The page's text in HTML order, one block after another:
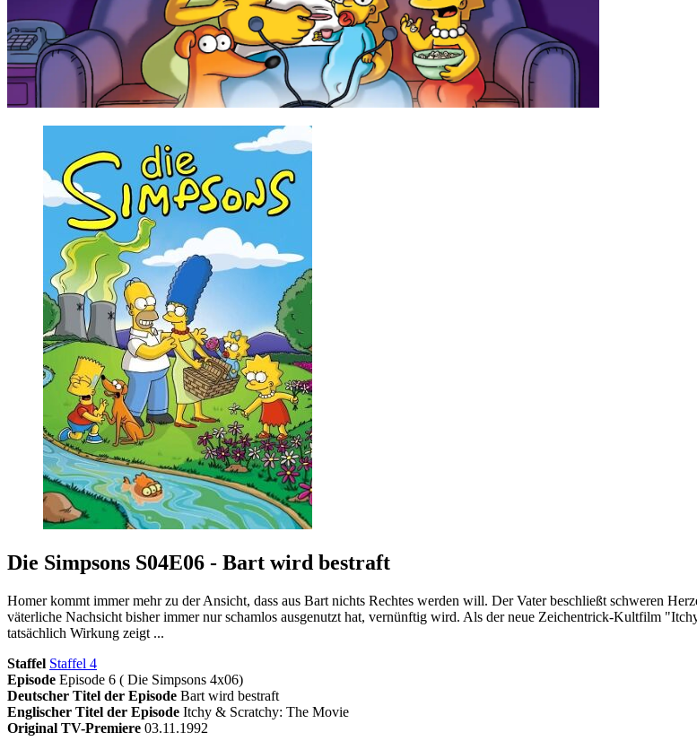
Die Simpsons S04E06 - Bart wird bestraft
Homer kommt immer mehr zu der Ansicht, dass aus Bart nichts Rechtes werden will. Der Vater beschließt schweren
väterliche Nachsicht bisher immer nur schamlos ausgenutzt hat, vernünftig wird. Als der neue Zeichentrick-Kultfilm
tatsächlich Wirkung zeigt ...
Staffel Staffel 4
Episode Episode 6 ( Die Simpsons 4x06)
Deutscher Titel der Episode Bart wird bestraft
Englischer Titel der Episode Itchy & Scratchy: The Movie
Original TV-Premiere 03.11.1992